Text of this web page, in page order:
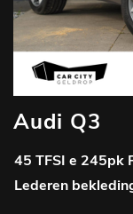
Audi Q3
45 TFSI e 245pk
Lederen